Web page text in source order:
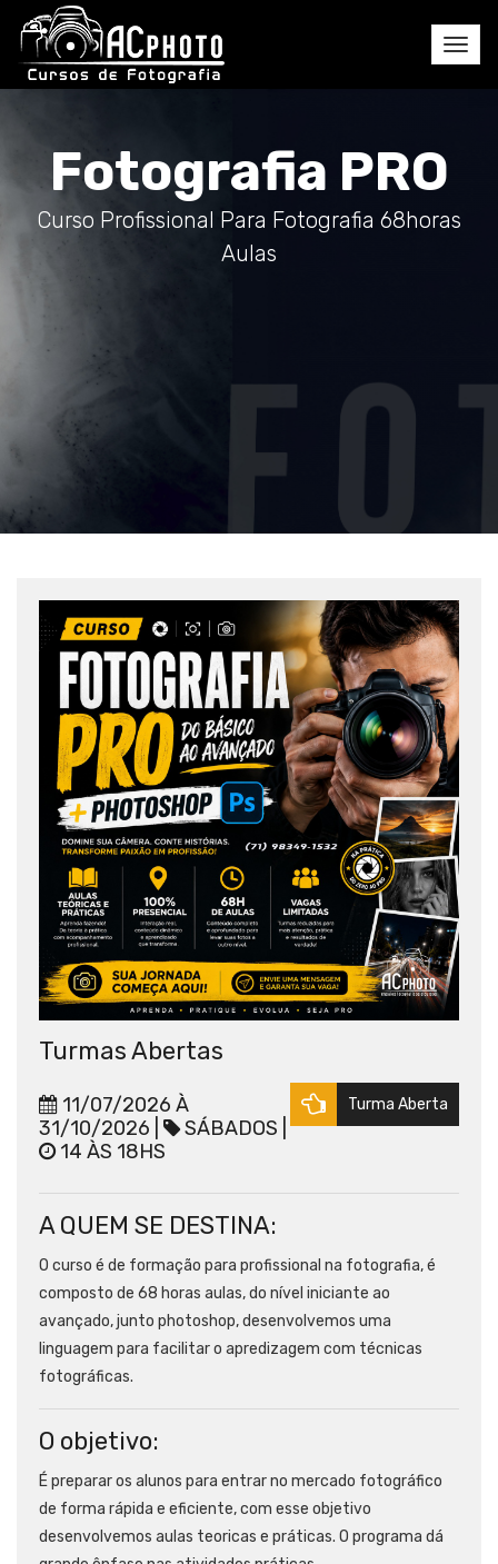
Fotografia PRO
Curso Profissional Para Fotografia 68horas
Aulas
Turmas Abertas
Turma Aberta
11/07/2026 À
31/10/2026 |
SÁBADOS |
14 ÀS 18HS
A QUEM SE DESTINA:
O curso é de formação para profissional na fotografia, é
composto de 68 horas aulas, do nível iniciante ao
avançado, junto photoshop, desenvolvemos uma
linguagem para facilitar o apredizagem com técnicas
fotográficas.
O objetivo:
É preparar os alunos para entrar no mercado fotográfico
de forma rápida e eficiente, com esse objetivo
desenvolvemos aulas teoricas e práticas. O programa dá